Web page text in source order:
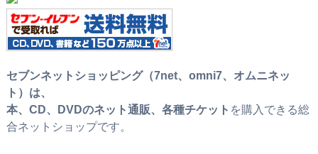
セブンネットショッピング（7net、omni7、オムニネッ
ト）は、
本、CD、DVDのネット通販、各種チケット を購入できる総
合ネットショップです。